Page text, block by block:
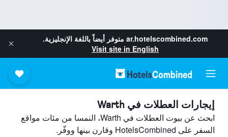
ar.hotelscombined.com متوفر أيضاً باللغة الإنجليزية.
Visit site in English
إيجارات العطلات في Warth
ابحث عن بيوت العطلات في Warth، النمسا من مئات مواقع
السفر على HotelsCombined وقارن بينها ووفّر.